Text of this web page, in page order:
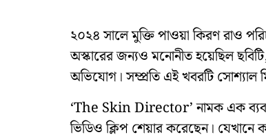
২০২৪ সালে মুক্তি পাওয়া কিরণ রাও
অস্কারের জন্যও মনোনীত হয়েছিল
অভিযোগ। সম্প্রতি এই খবরটি সোশ্যাল
‘The Skin Director’ নামক এক
ভিডিও ক্লিপ শেয়ার করেছেন। যেখানে